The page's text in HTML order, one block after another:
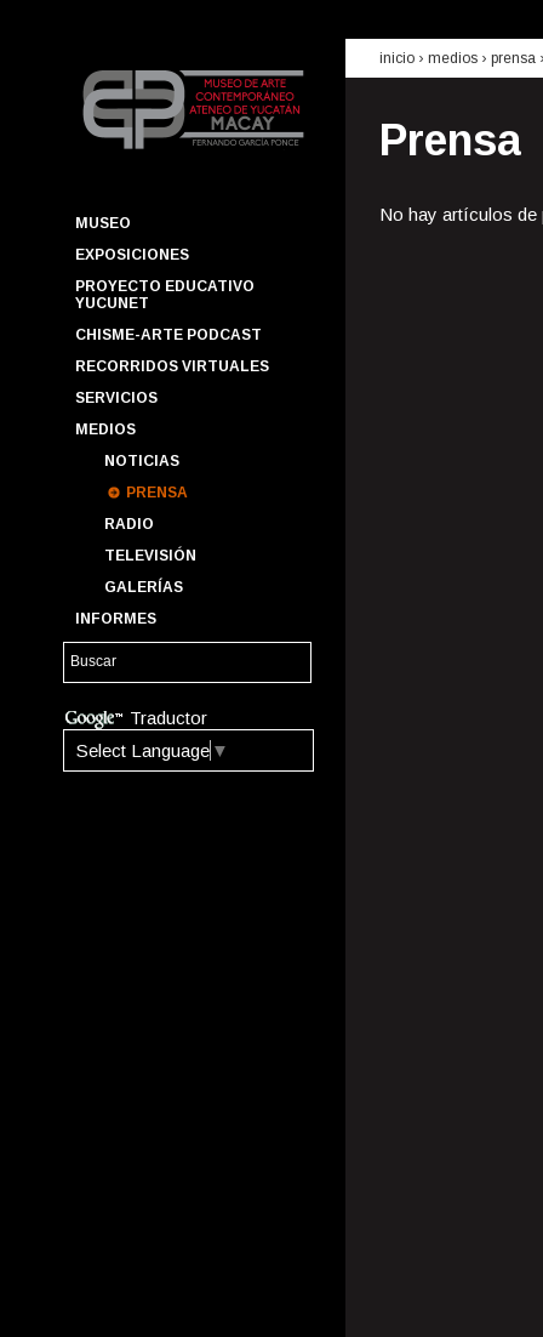
MUSEO
EXPOSICIONES
PROYECTO EDUCATIVO
YUCUNET
CHISME-ARTE PODCAST
RECORRIDOS VIRTUALES
SERVICIOS
MEDIOS
NOTICIAS
PRENSA
RADIO
TELEVISIÓN
GALERÍAS
INFORMES
Traductor
Select Language ▼
inicio › medios › prensa
Prensa
No hay artículos de